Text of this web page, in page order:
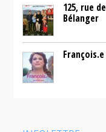
125, rue
Bélanger